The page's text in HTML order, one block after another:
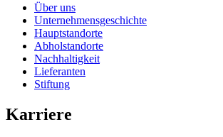
Über uns
Unternehmensgeschichte
Hauptstandorte
Abholstandorte
Nachhaltigkeit
Lieferanten
Stiftung
Karriere